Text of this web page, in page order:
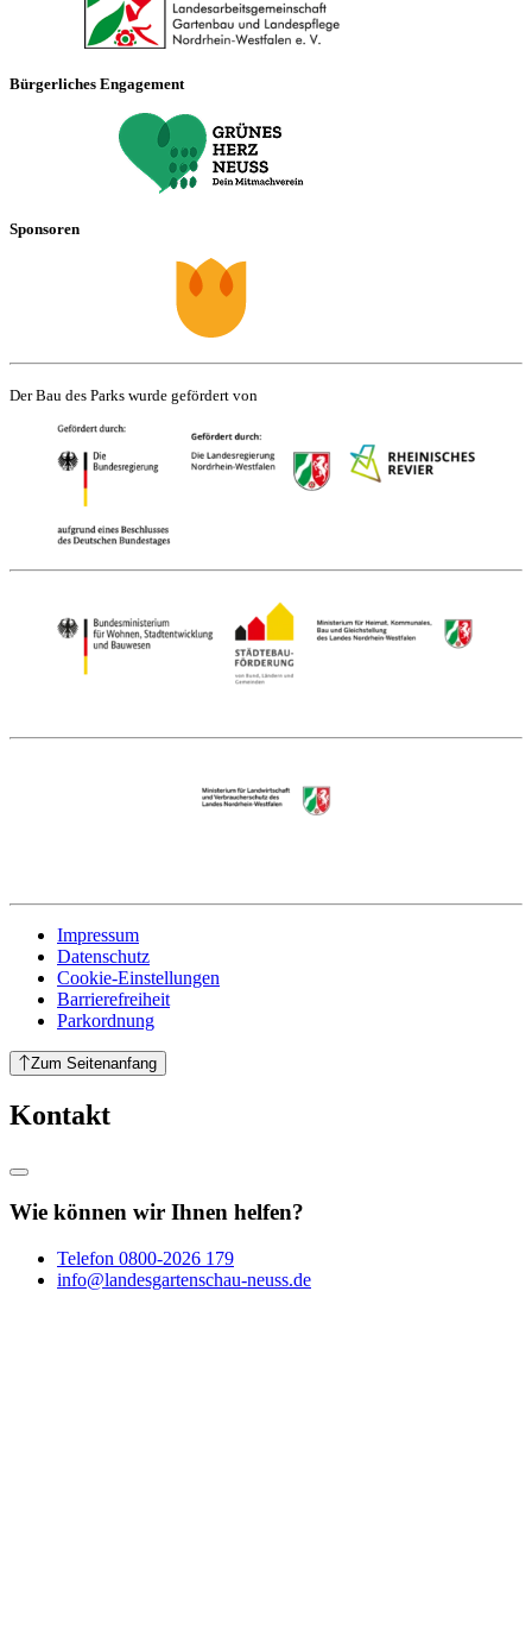
Bürgerliches Engagement
Sponsoren
Der Bau des Parks wurde gefördert von
Impressum
Datenschutz
Cookie-Einstellungen
Barrierefreiheit
Parkordnung
Zum Seitenanfang
Kontakt
Wie können wir Ihnen helfen?
Telefon 0800-2026 179
info@landesgartenschau-neuss.de